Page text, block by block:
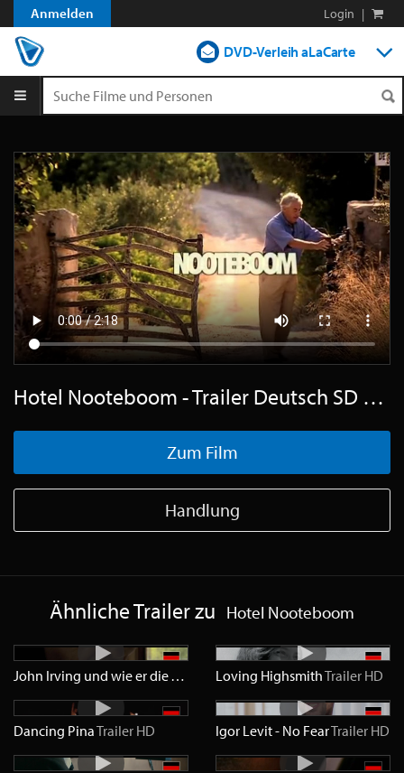
Anmelden Login |
DVD-Verleih aLaCarte
Shop
Blog
Hotel Nooteboom - Trailer Deutsch SD
Zum Film
Handlung
Ähnliche Trailer zu Hotel Nooteboom
John Irving und wie er die Welt sieht TrailerHD
Loving HighsmithTrailer HD
Dancing PinaTrailer HD Igor Levit - No FearTrailer HD